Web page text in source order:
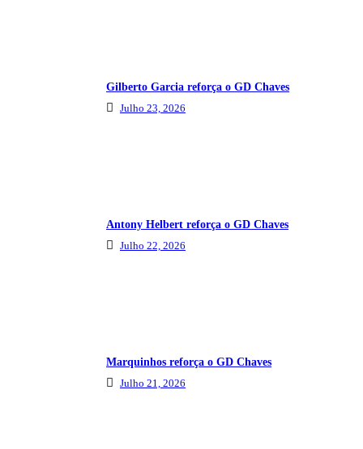
Gilberto Garcia reforça o GD Chaves
Julho 23, 2026
Antony Helbert reforça o GD Chaves
Julho 22, 2026
Marquinhos reforça o GD Chaves
Julho 21, 2026